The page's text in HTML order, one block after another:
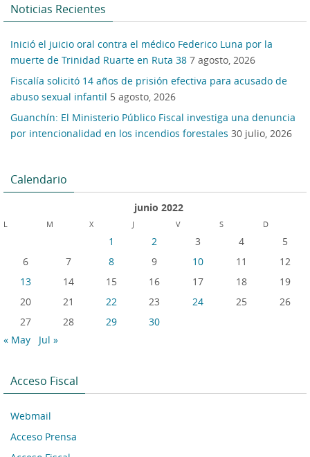
Noticias Recientes
Inició el juicio oral contra el médico Federico Luna por la
muerte de Trinidad Ruarte en Ruta 38 7 agosto, 2026
Fiscalía solicitó 14 años de prisión efectiva para acusado de
abuso sexual infantil 5 agosto, 2026
Guanchín: El Ministerio Público Fiscal investiga una denuncia
por intencionalidad en los incendios forestales 30 julio, 2026
Calendario
junio 2022
L M X J V S D
1 2 3 4
5
6
7 8 9 10 11
12
13
14 15 16 17 18
19
20
21 22 23 24 25
26
27
28 29
30
« May
Jul »
Acceso Fiscal
Webmail
Acceso Prensa